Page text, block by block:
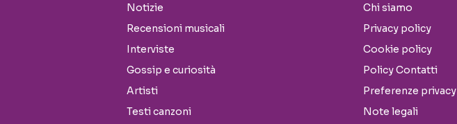
Notizie
Recensioni musicali
Interviste
Gossip e curiosità
Artisti
Testi canzoni
Chi siamo
Privacy policy
Cookie policy
Policy Contatti
Preferenze privacy
Note legali